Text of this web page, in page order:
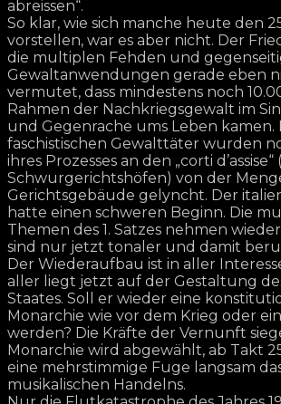
abreissen“.
So klar, wie sich manche heute den
vorstellen, war es aber nicht. Der
die multiplen Fehden und
Gewaltanwendungen gerade eben
vermutet, dass mindestens noch
Rahmen der Nachkriegsgewalt im
und Gegenrache ums Leben kamen.
faschistischen Gewalttäter wurden
ihres Prozesses an den „corti d’assise“
Schwurgerichtshöfen) von der
Gerichtsgebäude gelyncht. Der
hatte einen schweren Beginn. Die
Themen des 1. Satzes nehmen
sind nur jetzt tonaler und damit
Der Wiederaufbau ist in aller
aller liegt jetzt auf der Gestaltung
Staates. Soll er wieder eine
Monarchie wie vor dem Krieg oder
werden? Die Kräfte der Vernunft
Monarchie wird abgewählt, ab Takt
eine mehrstimmige Fuge langsam
musikalischen Handelns.